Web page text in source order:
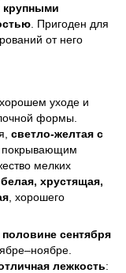
крупными
. Пригоден для
от него
уходе и
формы.
светло-желтая с
, покрывающим
мелких
хрустящая,
, хорошего
сентября
лежкость: